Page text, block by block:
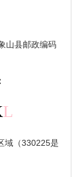
山县邮政编码
L
域（330225是